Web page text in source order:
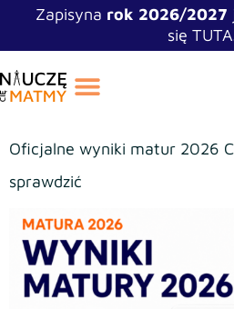
Zapisyna rok 2026/2027
się
Oficjalne wyniki matur 2026
sprawdzić